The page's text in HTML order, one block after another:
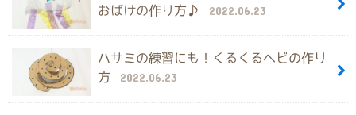
おばけの作り方♪
2022.06.23
ハサミの練習にも！くるくるヘビの作り
方
2022.06.23